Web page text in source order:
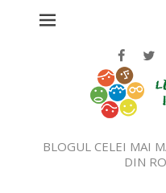
BLOGUL CELEI MAI
DIN